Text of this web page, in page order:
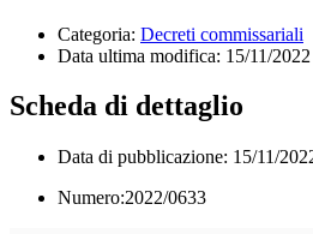
Categoria: Decreti commissariali
Data ultima modifica: 15/11/2022
Scheda di dettaglio
Data di pubblicazione: 15/11/
Numero:2022/0633